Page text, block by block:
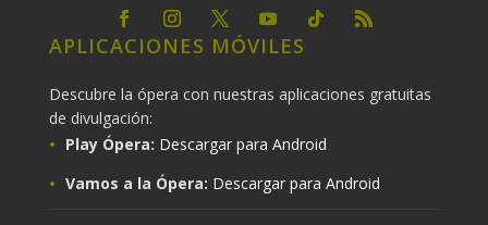
APLICACIONES MÓVILES
Descubre la ópera con nuestras aplicaciones gratuitas
de divulgación:
Play Ópera: Descargar para Android
Vamos a la Ópera: Descargar para Android